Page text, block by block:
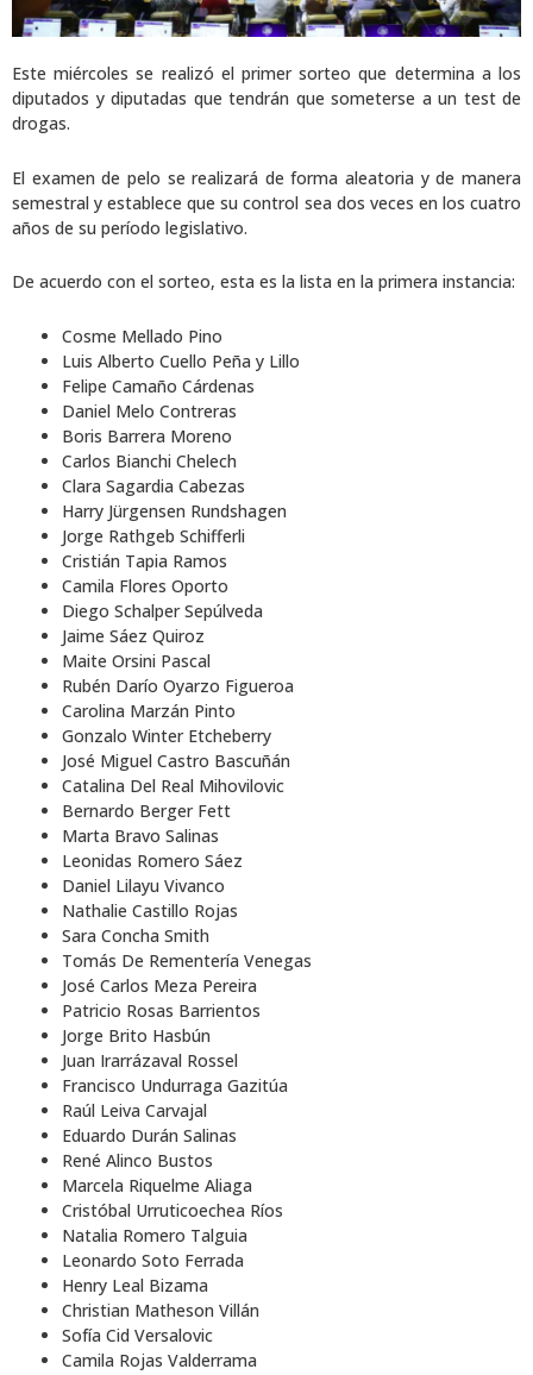
Este miércoles se realizó el primer sorteo que determina a los
diputados y diputadas que tendrán que someterse a un test de
drogas.
El examen de pelo se realizará de forma aleatoria y de manera
semestral y establece que su control sea dos veces en los cuatro
años de su período legislativo.
De acuerdo con el sorteo, esta es la lista en la primera instancia:
Cosme Mellado Pino
Luis Alberto Cuello Peña y Lillo
Felipe Camaño Cárdenas
Daniel Melo Contreras
Boris Barrera Moreno
Carlos Bianchi Chelech
Clara Sagardia Cabezas
Harry Jürgensen Rundshagen
Jorge Rathgeb Schifferli
Cristián Tapia Ramos
Camila Flores Oporto
Diego Schalper Sepúlveda
Jaime Sáez Quiroz
Maite Orsini Pascal
Rubén Darío Oyarzo Figueroa
Carolina Marzán Pinto
Gonzalo Winter Etcheberry
José Miguel Castro Bascuñán
Catalina Del Real Mihovilovic
Bernardo Berger Fett
Marta Bravo Salinas
Leonidas Romero Sáez
Daniel Lilayu Vivanco
Nathalie Castillo Rojas
Sara Concha Smith
Tomás De Rementería Venegas
José Carlos Meza Pereira
Patricio Rosas Barrientos
Jorge Brito Hasbún
Juan Irarrázaval Rossel
Francisco Undurraga Gazitúa
Raúl Leiva Carvajal
Eduardo Durán Salinas
René Alinco Bustos
Marcela Riquelme Aliaga
Cristóbal Urruticoechea Ríos
Natalia Romero Talguia
Leonardo Soto Ferrada
Henry Leal Bizama
Christian Matheson Villán
Sofía Cid Versalovic
Camila Rojas Valderrama